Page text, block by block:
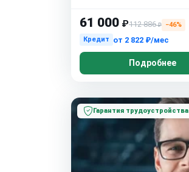
61 000 ₽112 886₽
−46%
Кредит
от 2 822 ₽/мес
Подробнее
Гарантия трудоустройства